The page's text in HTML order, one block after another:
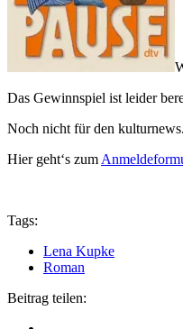
Das Gewinnspiel ist leider
Noch nicht für den
Hier geht‘s zum
Tags:
Lena Kupke
Roman
Beitrag teilen: